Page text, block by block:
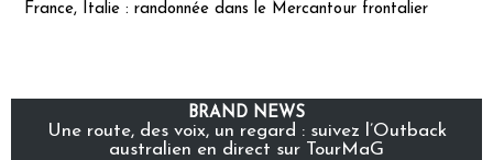
France, Italie : randonnée dans le Mercantour frontalier
BRAND NEWS
Une route, des voix, un regard : suivez l’Outback
australien en direct sur TourMaG